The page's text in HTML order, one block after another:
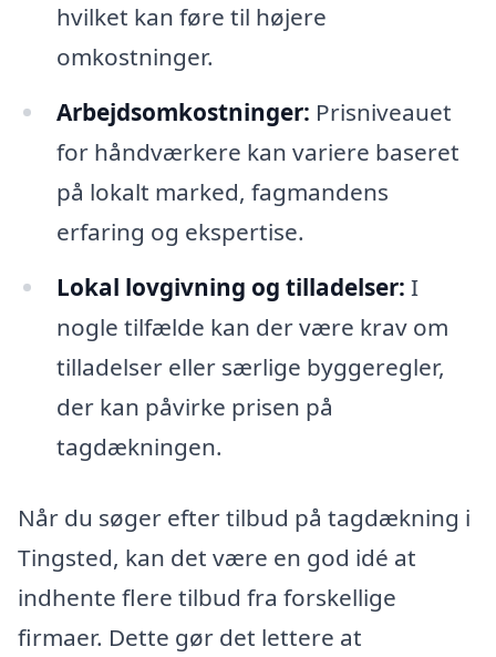
hvilket kan føre til højere
omkostninger.
Arbejdsomkostninger: Prisniveauet
for håndværkere kan variere baseret
på lokalt marked, fagmandens
erfaring og ekspertise.
Lokal lovgivning og tilladelser: I
nogle tilfælde kan der være krav om
tilladelser eller særlige byggeregler,
der kan påvirke prisen på
tagdækningen.
Når du søger efter tilbud på tagdækning i
Tingsted, kan det være en god idé at
indhente flere tilbud fra forskellige
firmaer. Dette gør det lettere at